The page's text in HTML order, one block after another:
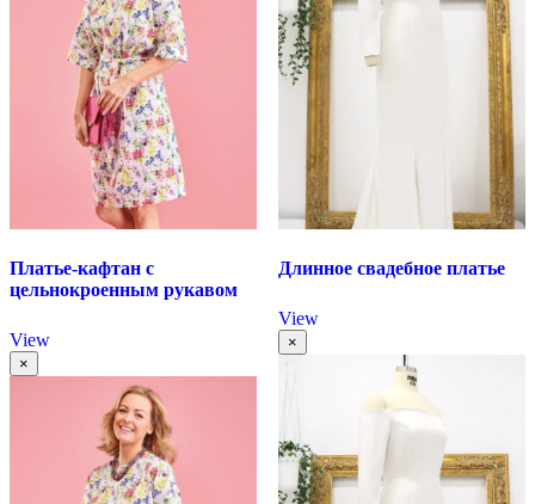
Платье-кафтан с
цельнокроенным рукавом
View
×
Длинное свадебное платье
View
×